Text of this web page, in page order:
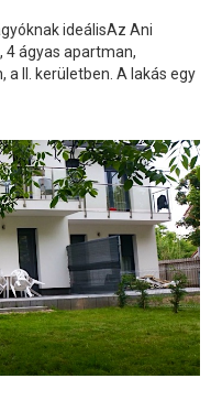
ideálisAz Ani
4 ágyas apartman,
II. kerületben. A lakás egy